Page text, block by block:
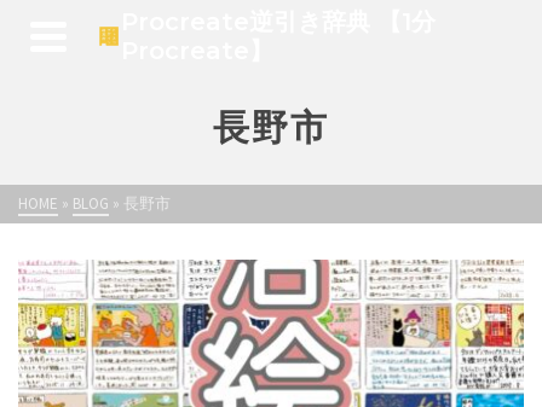
長野市
HOME » BLOG » 長野市